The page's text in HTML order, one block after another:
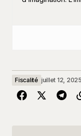
Fiscalité juillet 12,